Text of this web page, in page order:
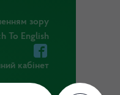
зору
To English
кабінет